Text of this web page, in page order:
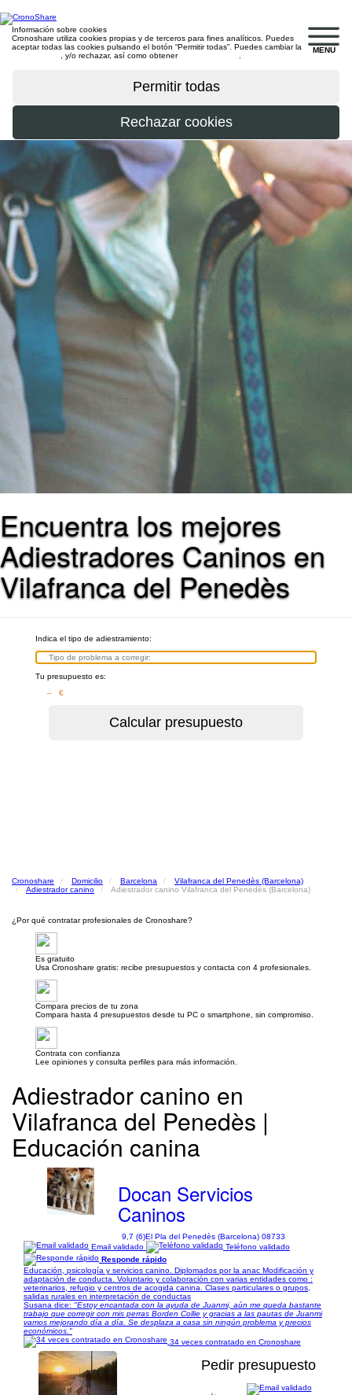
MENU
Información sobre cookies
Cronoshare utiliza cookies propias y de terceros para fines analíticos. Puedes
aceptar todas las cookies pulsando el botón “Permitir todas”. Puedes cambiar la
, y/o rechazar, así como obtener
Encuentra los mejores
Adiestradores Caninos en
Vilafranca del Penedès
Indica el tipo de adiestramiento:
Tu presupuesto es:
– €
Cronoshare Domicilio Barcelona
Vilafranca del Penedès (Barcelona)
Adiestrador canino
Adiestrador canino Vilafranca del Penedès (Barcelona)
¿Por qué contratar profesionales de Cronoshare?
Es gratuito
Usa Cronoshare gratis: recibe presupuestos y contacta con 4 profesionales.
Compara precios de tu zona
Compara hasta 4 presupuestos desde tu PC o smartphone, sin compromiso.
Contrata con confianza
Lee opiniones y consulta perfiles para más información.
Adiestrador canino en
Vilafranca del Penedès |
Educación canina
Docan Servicios
Caninos
9,7 (6)El Pla del Penedès (Barcelona) 08733
Email validado
Teléfono validado
Responde rápido
Educación, psicología y servicios canino. Diplomados por la anac Modificación y
adaptación de conducta. Voluntario y colaboración con varias entidades como :
veterinarios, refugio y centros de acogida canina. Clases particulares o grupos,
salidas rurales en interpretación de conductas
Susana dice: "Estoy encantada con la ayuda de Juanmi, aún me queda bastante
trabajo que corregir con mis perras Borden Collie y gracias a las pautas de Juanmi
vamos mejorando día a día. Se desplaza a casa sin ningún problema y precios
económicos."
34 veces contratado en Cronoshare
Pedir presupuesto